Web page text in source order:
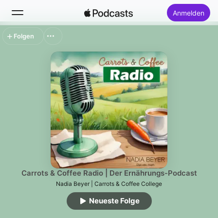
Anmelden
Startseite
Top-Charts
Carrots & Coffee Radio | Der Ernährungs-Podcast
Nadia Beyer | Carrots & Coffee College
Neueste Folge
Folgen